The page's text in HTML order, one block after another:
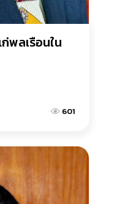
พลเรือนใน
601